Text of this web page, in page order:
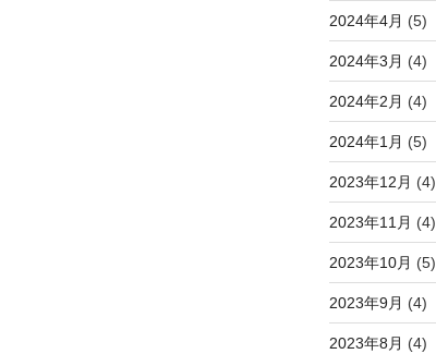
2024年4月 (5)
2024年3月 (4)
2024年2月 (4)
2024年1月 (5)
2023年12月 (4)
2023年11月 (4)
2023年10月 (5)
2023年9月 (4)
2023年8月 (4)